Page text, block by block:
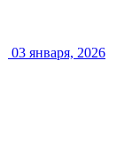
03 января, 2026